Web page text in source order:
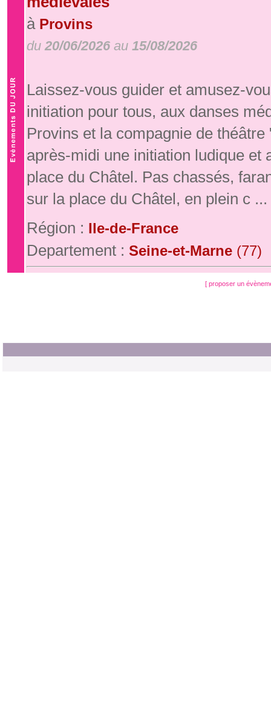
à Provins
du 20/06/2026 au 15/08/2026
Laissez-vous guider et amusez-
initiation pour tous, aux danses
Provins et la compagnie de
après-midi une initiation ludique et
place du Châtel. Pas chassés,
sur la place du Châtel, en plein c ...
Région : Ile-de-France
Departement : Seine-et-Marne (77)
[ proposer un